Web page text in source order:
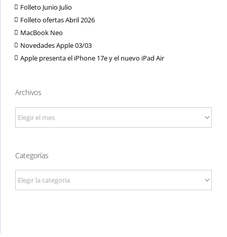
Folleto Junio Julio
Folleto ofertas Abril 2026
MacBook Neo
Novedades Apple 03/03
Apple presenta el iPhone 17e y el nuevo iPad Air
Archivos
Archivos
Categorías
Categorías